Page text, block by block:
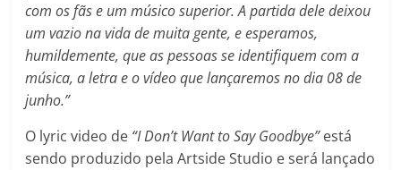
com os fãs e um músico superior. A partida dele deixou
um vazio na vida de muita gente, e esperamos,
humildemente, que as pessoas se identifiquem com a
música, a letra e o vídeo que lançaremos no dia 08 de
junho.”
O lyric video de “I Don’t Want to Say Goodbye”está
sendo produzido pela Artside Studio e será lançado